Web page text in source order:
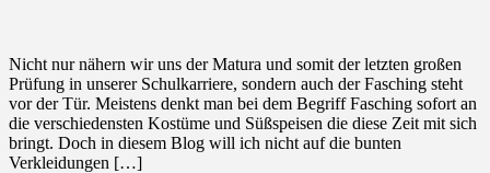
Nicht nur nähern wir uns der Matura und somit der letzten großen
Prüfung in unserer Schulkarriere, sondern auch der Fasching steht
vor der Tür. Meistens denkt man bei dem Begriff Fasching sofort an
die verschiedensten Kostüme und Süßspeisen die diese Zeit mit sich
bringt. Doch in diesem Blog will ich nicht auf die bunten
Verkleidungen […]